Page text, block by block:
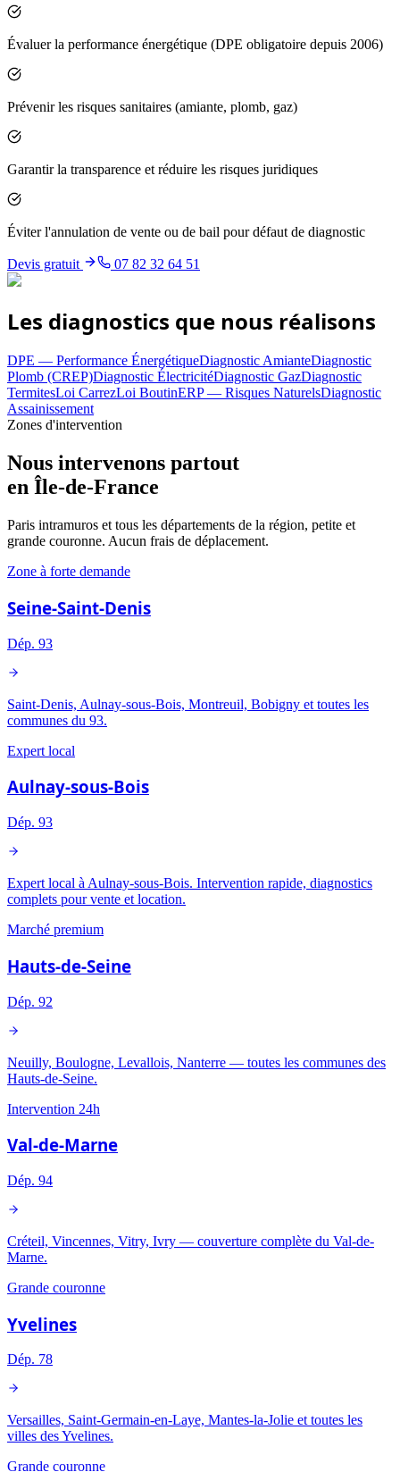
Évaluer la performance énergétique (DPE obligatoire depuis 2006)
Prévenir les risques sanitaires (amiante, plomb, gaz)
Garantir la transparence et réduire les risques juridiques
Éviter l'annulation de vente ou de bail pour défaut de diagnostic
Devis gratuit 07 82 32 64 51
Les diagnostics que nous réalisons
DPE — Performance ÉnergétiqueDiagnostic AmianteDiagnostic
Plomb (CREP)Diagnostic ÉlectricitéDiagnostic GazDiagnostic
TermitesLoi CarrezLoi BoutinERP — Risques NaturelsDiagnostic
Assainissement
Zones d'intervention
Nous intervenons partout
en Île-de-France
Paris intramuros et tous les départements de la région, petite et
grande couronne. Aucun frais de déplacement.
Zone à forte demande
Seine-Saint-Denis
Dép. 93
Saint-Denis, Aulnay-sous-Bois, Montreuil, Bobigny et toutes les
communes du 93.
Expert local
Aulnay-sous-Bois
Dép. 93
Expert local à Aulnay-sous-Bois. Intervention rapide, diagnostics
complets pour vente et location.
Marché premium
Hauts-de-Seine
Dép. 92
Neuilly, Boulogne, Levallois, Nanterre — toutes les communes des
Hauts-de-Seine.
Intervention 24h
Val-de-Marne
Dép. 94
Créteil, Vincennes, Vitry, Ivry — couverture complète du Val-de-
Marne.
Grande couronne
Yvelines
Dép. 78
Versailles, Saint-Germain-en-Laye, Mantes-la-Jolie et toutes les
villes des Yvelines.
Grande couronne